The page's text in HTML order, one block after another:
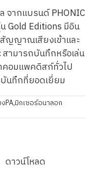
จากแบรนด์ PHONIC
Gold Editions มีอิน
สัญญาณเสียงเข้าและ
ามารถบันทึกหรือเล่น
คอมแพคดิสก์ทั่วไป
นทึกที่ยอดเยี่ยม
PA,มิกเซอร์อนาลอก
ดาวน์โหลด